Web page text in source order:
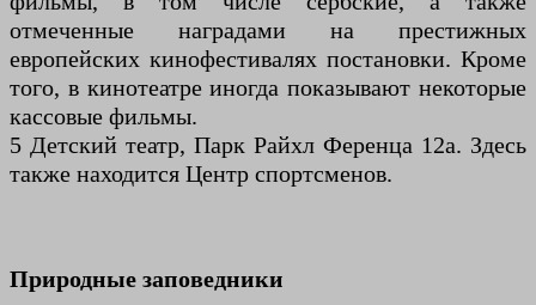
отмеченные наградами на престижных
европейских кинофестивалях постановки. Кроме
того, в кинотеатре иногда показывают некоторые
кассовые фильмы.
5 Детский театр, Парк Райхл Ференца 12а. Здесь
также находится Центр спортсменов.
Природные заповедники